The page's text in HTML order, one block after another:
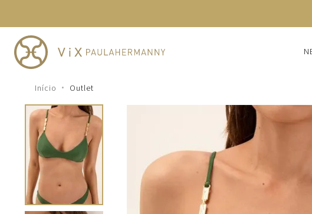
Outlet
cheeky
2º
vestido
biquini
vestido curto
calcinha
saida
top